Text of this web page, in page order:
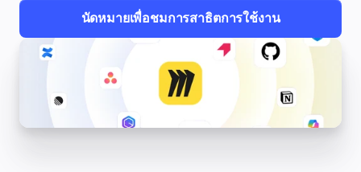
Enterprise Guard
ไวท์บอร์ด
Timeline
TalkTrack
นัดหมายเพื่อชมการสาธิตการใช้งาน